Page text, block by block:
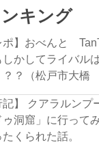
キング
ポ】おべんと
かしてライバル
？？（松戸市大橋
記】 クアラルンプ
ゥ洞窟」に行って
くられた話。